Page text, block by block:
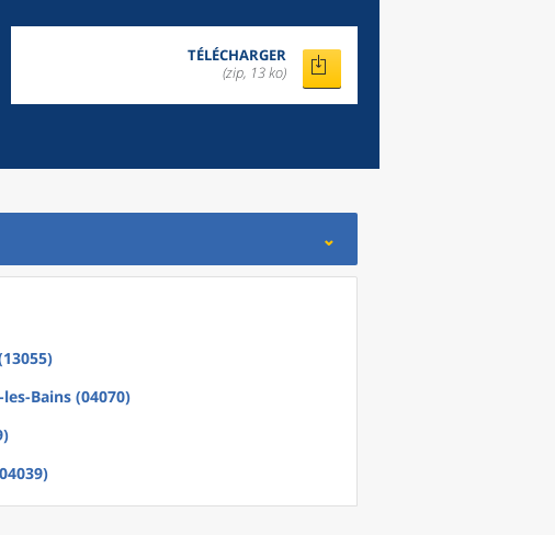
TÉLÉCHARGER
(zip, 13 ko)
les-Bains (04070)